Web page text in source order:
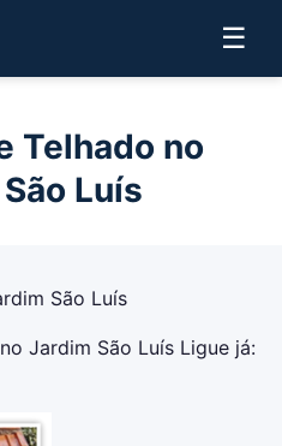
☰
Telhado no
Luís
São Luís
Jardim São Luís Ligue já: